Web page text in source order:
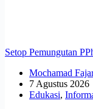
Setop Pemungutan
Mochamad
7 Agustus 2026
Edukasi,